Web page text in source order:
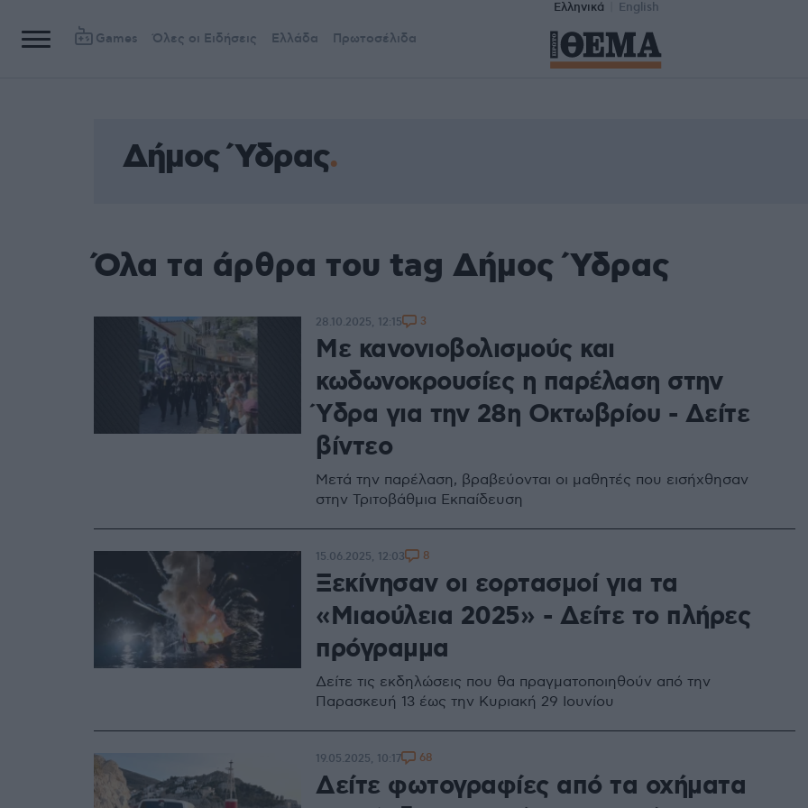
Ελληνικά English
Games Όλες οι Ειδήσεις Ελλάδα Πρωτοσέλιδα
Δήμος Ύδρας
Όλα τα άρθρα του tag Δήμος Ύδρας
Με κανονιοβολισμούς και
κωδωνοκρουσίες η παρέλαση στην
Ύδρα για την 28η Οκτωβρίου - Δείτε
βίντεο
Μετά την παρέλαση, βραβεύονται οι μαθητές που εισήχθησαν
στην Τριτοβάθμια Εκπαίδευση
28.10.2025, 12:15 3
Ξεκίνησαν οι εορτασμοί για τα
«Μιαούλεια 2025» - Δείτε το πλήρες
πρόγραμμα
Δείτε τις εκδηλώσεις που θα πραγματοποιηθούν από την
Παρασκευή 13 έως την Κυριακή 29 Ιουνίου
15.06.2025, 12:03 8
Δείτε φωτογραφίες από τα οχήματα
19.05.2025, 10:17 68